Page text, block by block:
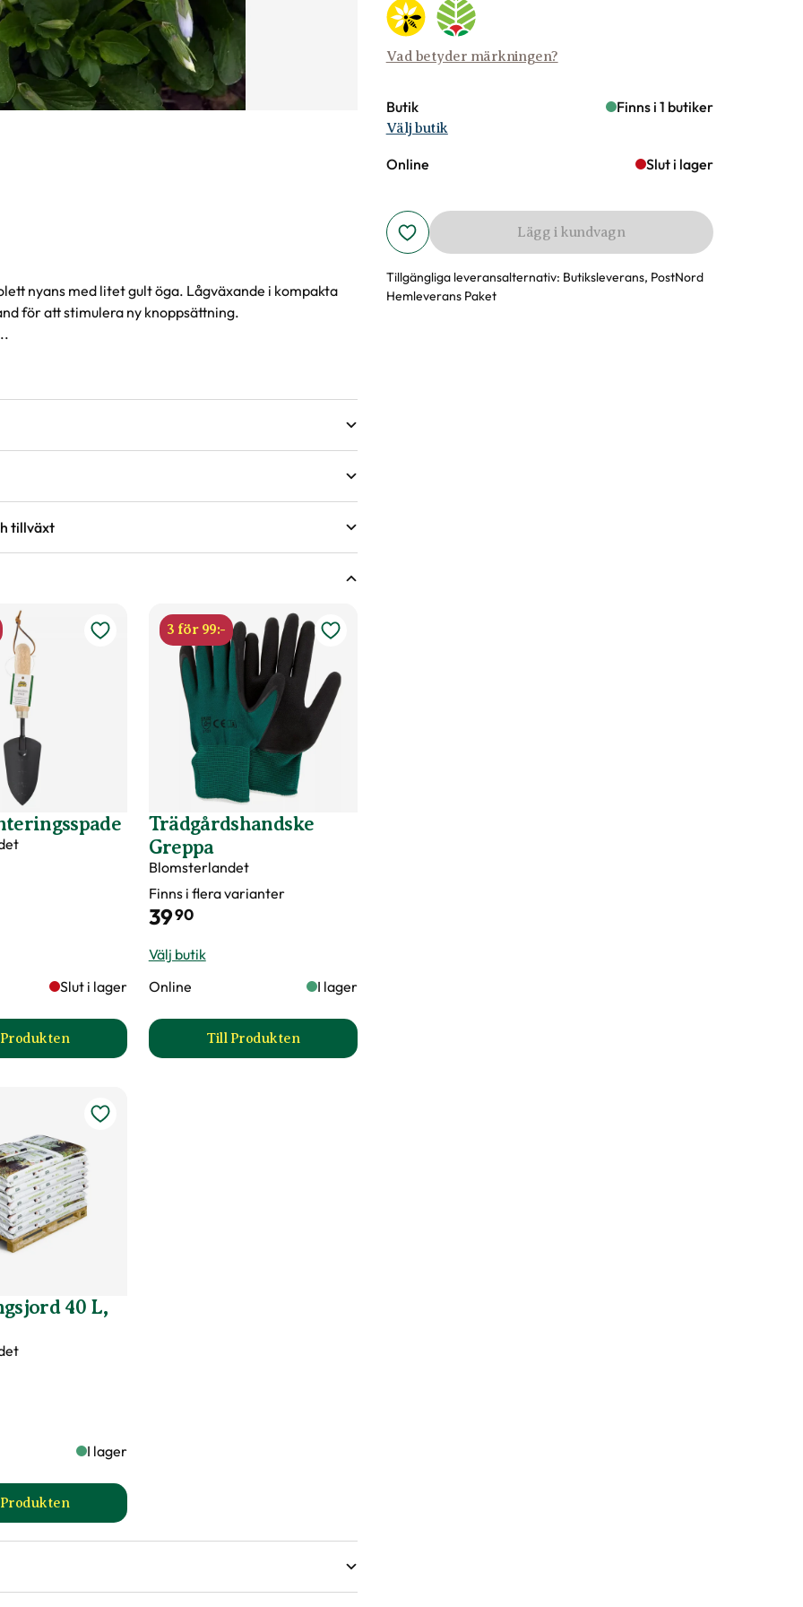
Vad betyder märkningen?
Butik Finns i 1 butiker
Välj butik
Online Slut i lager
Lägg i kundvagn
Tillgängliga leveransalternativ: Butiksleverans, PostNord
Hemleverans Paket
nyans med litet gult öga. Lågväxande i kompakta
för att stimulera ny knoppsättning.
tillväxt
år efter behov, med fördel kan gödsel bytas ut mot
Slut i lager
till Bred planteringsspade produktsida
3 för 99:-
Trädgårdshandske
Greppa
Blomsterlandet
Finns i flera varianter
3990
Välj butik
Online
I lager
Till Produkten
till Trädgårdshandske Greppa produktsida
40 L,
I lager
till Planteringsjord 40 L, 30 st produktsida